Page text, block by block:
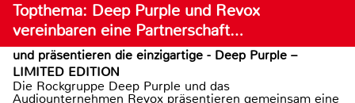
Topthema: Deep Purple und Revox
vereinbaren eine Partnerschaft…
und präsentieren die einzigartige - Deep Purple –
LIMITED EDITION
Die Rockgruppe Deep Purple und das
Audiounternehmen Revox präsentieren gemeinsam eine